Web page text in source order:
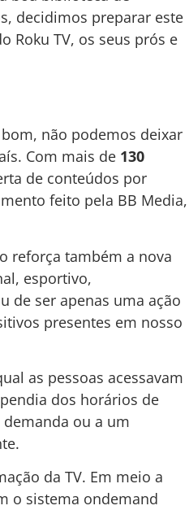
decidimos preparar este
Roku TV, os seus prós e
não podemos deixar
Com mais de 130
de conteúdos por
feito pela BB Media,
reforça também a nova
esportivo,
de ser apenas uma ação
presentes em nosso
as pessoas acessavam
dos horários de
ou a um
da TV. Em meio a
o sistema ondemand